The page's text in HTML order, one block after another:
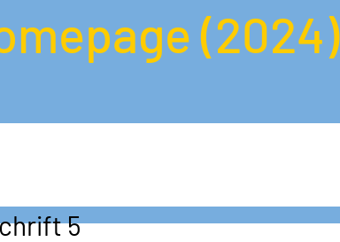
(2024)
5